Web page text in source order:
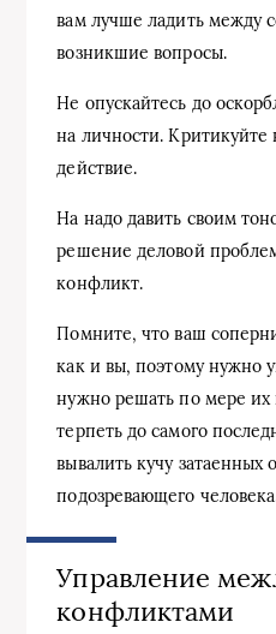
вам лучше ладить между
возникшие вопросы.
Не опускайтесь до
на личности. Критикуйте
действие.
На надо давить своим
решение деловой
конфликт.
Помните, что ваш
как и вы, поэтому нужно
нужно решать по мере их
терпеть до самого
вывалить кучу затаенных
подозревающего
Управление
конфликтами